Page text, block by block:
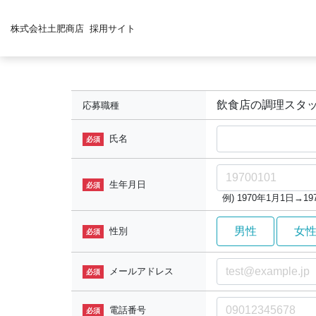
株式会社土肥商店 採用サイト
応募職種 飲食店の調理スタ
必須 氏名
必須
生年月日
例) 1970年1月1日
必須 性別 男性 女性
必須 メールアドレス
必須 電話番号